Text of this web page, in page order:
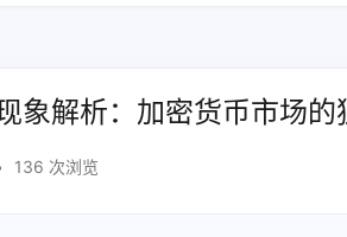
象解析：加密货币市场的
136 次浏览